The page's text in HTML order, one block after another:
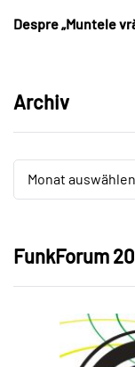
Despre „Muntele
Archiv
Archiv
Monat auswählen
Archiv
FunkForum